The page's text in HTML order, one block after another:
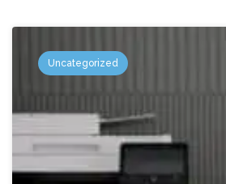
Uncategorized